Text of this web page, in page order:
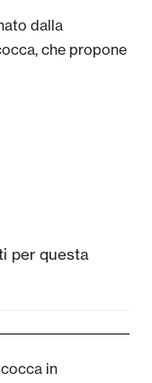
dalla
che propone
in
per questa